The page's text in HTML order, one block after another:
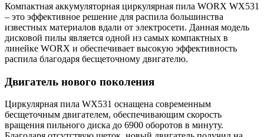
Компактная аккумуляторная циркулярная пила WORX WX531
– это эффективное решение для распила большинства
известных материалов вдали от электросети. Данная модель
дисковой пилы является одной из самых компактных в
линейке WORX и обеспечивает высокую эффективность
распила благодаря бесщеточному двигателю.
Двигатель нового поколения
Циркулярная пила WX531 оснащена современным
бесщеточным двигателем, обеспечивающим скорость
вращения пильного диска до 6900 оборотов в минуту.